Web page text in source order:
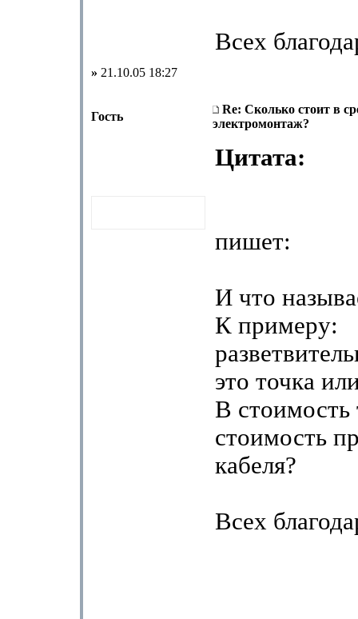
Всех
» 21.10.05 18:27
Гость
Re: Сколько стоит в
электромонтаж?
Цитата:
пишет:
И что
К примеру:
это точка
В стоимость
стоимость
кабеля?
Всех